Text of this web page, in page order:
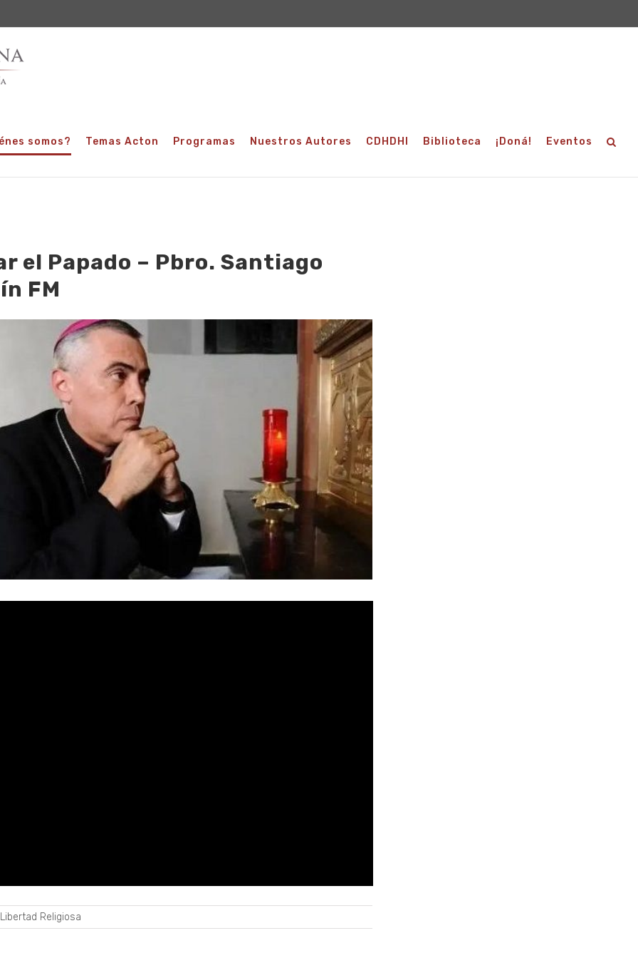
somos? Temas Acton Programas Nuestros Autores CDHDHI Biblioteca ¡Doná! Eventos
el Papado – Pbro. Santiago
FM
Libertad Religiosa